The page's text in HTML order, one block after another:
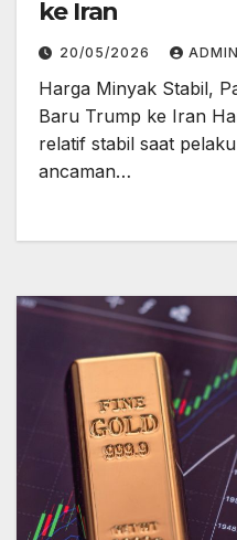
ke Iran
20/05/2026
Harga Minyak Stabil,
Baru Trump ke Iran
relatif stabil saat
ancaman…